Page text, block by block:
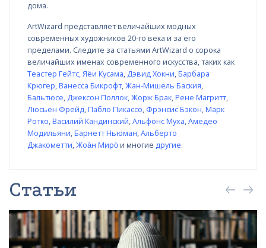
дома.
ArtWizard представляет величайших модных
современных художников 20-го века и за его
пределами. Следите за статьями ArtWizard о сорока
величайших именах современного искусства, таких как
Теастер Гейтс,Яёи Кусама, Дэвид Хокни,Барбара
Крюгер,Ванесса Бикрофт,Жан-Мишель Баския,
Бальтюсе, Джексон Поллок,Жорж Брак,Рене Магритт,
Люсьен Фрейд,Пабло Пикассо, Фрэнсис Бэкон,Марк
Ротко,Василий Кандинский,Альфонс Муха,Амедео
Модильяни,Барнетт Ньюман,Альберто
Джакометти,Жоа̀н Миро̀и многие другие.
Статьи